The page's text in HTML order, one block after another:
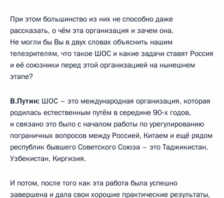
При этом большинство из них не способно даже
рассказать, о чём эта организация и зачем она.
Не могли бы Вы в двух словах объяснить нашим
телезрителям, что такое ШОС и какие задачи ставят Россия
и её союзники перед этой организацией на нынешнем
этапе?
В.Путин: ШОС – это международная организация, которая
родилась естественным путём в середине 90‑х годов,
и связано это было с началом работы по урегулированию
пограничных вопросов между Россией, Китаем и ещё рядом
республик бывшего Советского Союза – это Таджикистан,
Узбекистан, Киргизия.
И потом, после того как эта работа была успешно
завершена и дала свои хорошие практические результаты,